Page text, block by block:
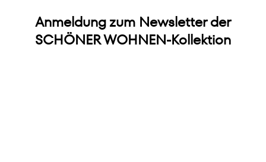
Anmeldung zum Newsletter der
SCHÖNER WOHNEN-Kollektion